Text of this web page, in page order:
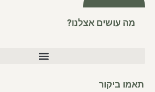
מה עושים אצלנו?
תאמו ביקור